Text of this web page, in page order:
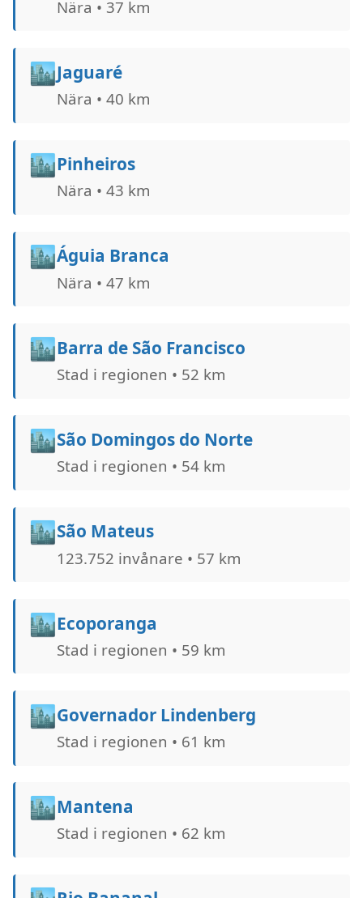
Nära • 37 km
🏙️Jaguaré
Nära • 40 km
🏙️Pinheiros
Nära • 43 km
🏙️Águia Branca
Nära • 47 km
🏙️Barra de São Francisco
Stad i regionen • 52 km
🏙️São Domingos do Norte
Stad i regionen • 54 km
🏙️São Mateus
123.752 invånare • 57 km
🏙️Ecoporanga
Stad i regionen • 59 km
🏙️Governador Lindenberg
Stad i regionen • 61 km
🏙️Mantena
Stad i regionen • 62 km